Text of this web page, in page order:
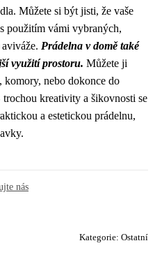
Můžete si být jisti, že vaše
použitím vámi vybraných,
Prádelna v domě také
využití prostoru. Můžete ji
komory, nebo dokonce do
kreativity a šikovnosti se
a estetickou prádelnu,
nás
Kategorie: Ostatní